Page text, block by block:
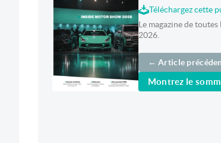
Téléchargez cette
Le magazine de
2026.
← Article
Montrez le